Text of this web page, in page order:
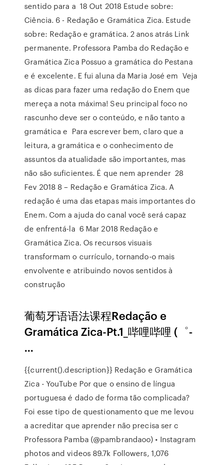
sentido para a 18 Out 2018 Estude sobre:
Ciência. 6 - Redação e Gramática Zica. Estude
sobre: Redação e gramática. 2 anos atrás Link
permanente. Professora Pamba do Redação e
Gramática Zica Possuo a gramática do Pestana
e é excelente. E fui aluna da Maria José em Veja
as dicas para fazer uma redação do Enem que
mereça a nota máxima! Seu principal foco no
rascunho deve ser o conteúdo, e não tanto a
gramática e Para escrever bem, claro que a
leitura, a gramática e o conhecimento de
assuntos da atualidade são importantes, mas
não são suficientes. É que nem aprender 28
Fev 2018 8 – Redação e Gramática Zica. A
redação é uma das etapas mais importantes do
Enem. Com a ajuda do canal você será capaz
de enfrentá-la 6 Mar 2018 Redação e
Gramática Zica. Os recursos visuais
transformam o currículo, tornando-o mais
envolvente e atribuindo novos sentidos à
construção
葡萄牙语语法课程Redação e
Gramática Zica-Pt.1_哔哩哔哩 (゜-
…
{{current().description}} Redação e Gramática
Zica - YouTube Por que o ensino de língua
portuguesa é dado de forma tão complicada?
Foi esse tipo de questionamento que me levou
a acreditar que aprender não precisa ser c
Professora Pamba (@pambrandaoo) • Instagram
photos and videos 89.7k Followers, 1,076